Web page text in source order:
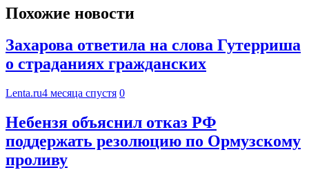
Похожие новости
Захарова ответила на слова Гутерриша
о страданиях гражданских
Lenta.ru4 месяца спустя 0
Небензя объяснил отказ РФ
поддержать резолюцию по Ормузскому
проливу